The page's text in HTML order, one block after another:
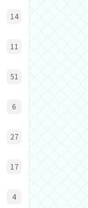
14
11
51
6
27
17
4